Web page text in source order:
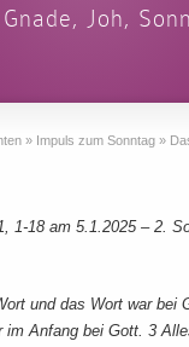
Gnade, Joh,
» Impuls zum Sonntag »
1-18 am 5.1.2025 – 2.
und das Wort war bei
im Anfang bei Gott. 3